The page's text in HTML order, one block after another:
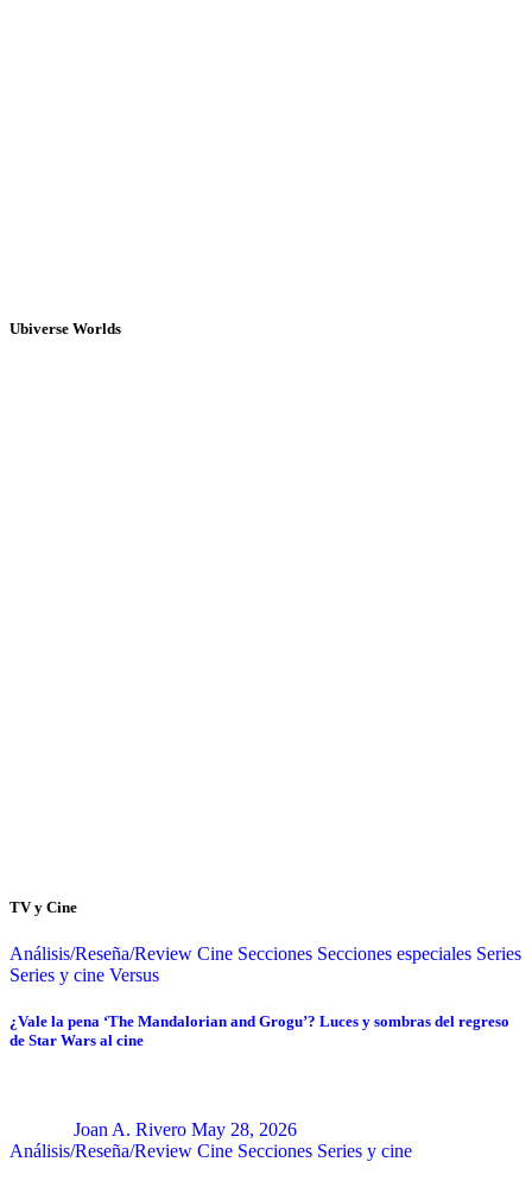
Ubiverse Worlds
TV y Cine
Análisis/Reseña/Review Cine Secciones Secciones especiales Series
Series y cine Versus
¿Vale la pena ‘The Mandalorian and Grogu’? Luces y sombras del regreso
de Star Wars al cine
Joan A. Rivero May 28, 2026
Análisis/Reseña/Review Cine Secciones Series y cine